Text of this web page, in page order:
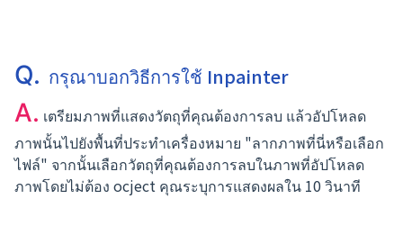
Q. กรุณาบอกวิธีการใช้ Inpainter
A. เตรียมภาพที่แสดงวัตถุที่คุณต้องการลบ แล้วอัปโหลด
ภาพนั้นไปยังพื้นที่ประทำเครื่องหมาย "ลากภาพที่นี่หรือเลือก
ไฟล์" จากนั้นเลือกวัตถุที่คุณต้องการลบในภาพที่อัปโหลด
ภาพโดยไม่ต้อง ocject คุณระบุการแสดงผลใน 10 วินาที